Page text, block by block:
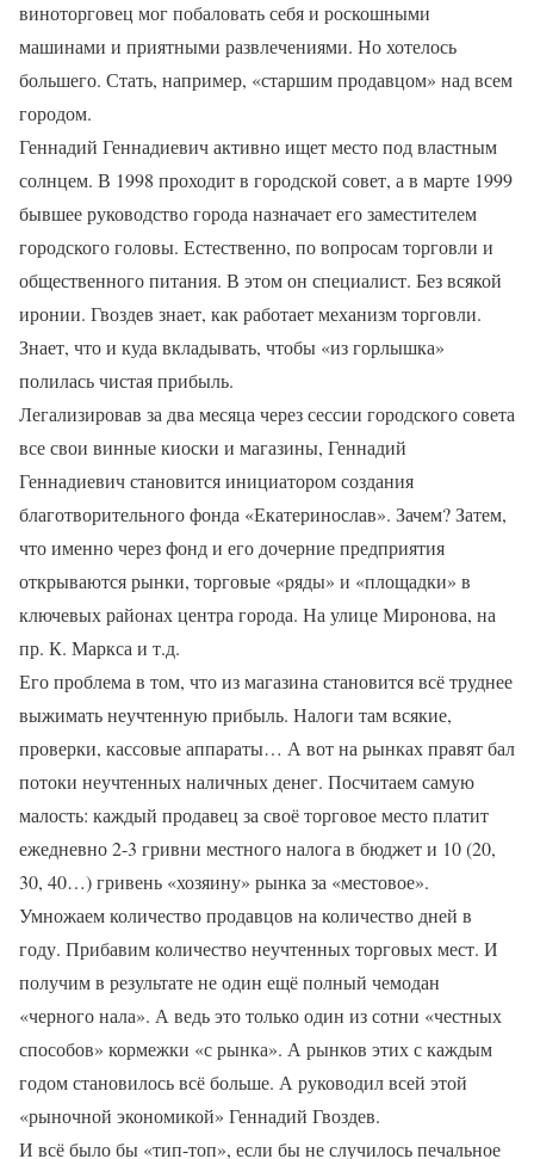
виноторговец мог побаловать себя и роскошными
машинами и приятными развлечениями. Но хотелось
большего. Стать, например, «старшим продавцом» над всем
городом.
Геннадий Геннадиевич активно ищет место под властным
солнцем. В 1998 проходит в городской совет, а в марте 1999
бывшее руководство города назначает его заместителем
городского головы. Естественно, по вопросам торговли и
общественного питания. В этом он специалист. Без всякой
иронии. Гвоздев знает, как работает механизм торговли.
Знает, что и куда вкладывать, чтобы «из горлышка»
полилась чистая прибыль.
Легализировав за два месяца через сессии городского совета
все свои винные киоски и магазины, Геннадий
Геннадиевич становится инициатором создания
благотворительного фонда «Екатеринослав». Зачем? Затем,
что именно через фонд и его дочерние предприятия
открываются рынки, торговые «ряды» и «площадки» в
ключевых районах центра города. На улице Миронова, на
пр. К. Маркса и т.д.
Его проблема в том, что из магазина становится всё труднее
выжимать неучтенную прибыль. Налоги там всякие,
проверки, кассовые аппараты… А вот на рынках правят бал
потоки неучтенных наличных денег. Посчитаем самую
малость: каждый продавец за своё торговое место платит
ежедневно 2-3 гривни местного налога в бюджет и 10 (20,
30, 40…) гривень «хозяину» рынка за «местовое».
Умножаем количество продавцов на количество дней в
году. Прибавим количество неучтенных торговых мест. И
получим в результате не один ещё полный чемодан
«черного нала». А ведь это только один из сотни «честных
способов» кормежки «с рынка». А рынков этих с каждым
годом становилось всё больше. А руководил всей этой
«рыночной экономикой» Геннадий Гвоздев.
И всё было бы «тип-топ», если бы не случилось печальное